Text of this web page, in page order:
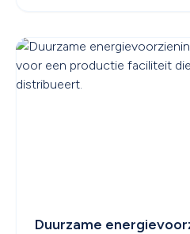
Duurzame